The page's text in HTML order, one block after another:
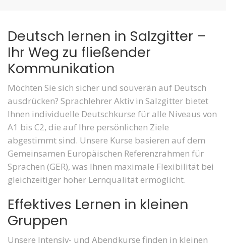
Deutsch lernen in Salzgitter –
Ihr Weg zu fließender
Kommunikation
Möchten Sie sich sicher und souverän auf Deutsch
ausdrücken? Sprachlehrer Aktiv in Salzgitter bietet
Ihnen individuelle Deutschkurse für alle Niveaus von
A1 bis C2, die auf Ihre persönlichen Ziele
abgestimmt sind. Unsere Kurse basieren auf dem
Gemeinsamen Europäischen Referenzrahmen für
Sprachen (GER), was Ihnen maximale Flexibilität bei
gleichzeitiger hoher Lernqualität ermöglicht.
Effektives Lernen in kleinen
Gruppen
Unsere Intensiv- und Abendkurse finden in kleinen